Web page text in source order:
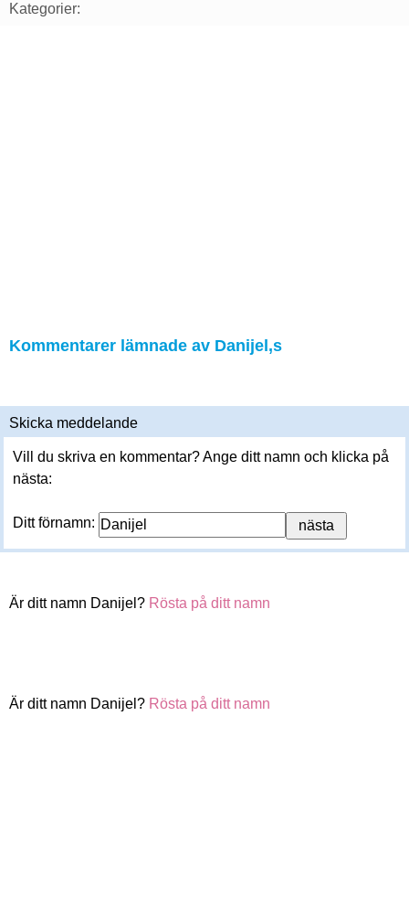
Kategorier:
Kommentarer lämnade av Danijel,s
Skicka meddelande
Vill du skriva en kommentar? Ange ditt namn och klicka på
nästa:
Ditt förnamn:
Är ditt namn Danijel? Rösta på ditt namn
Är ditt namn Danijel? Rösta på ditt namn